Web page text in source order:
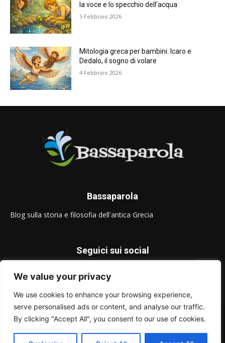
We value your privacy
We use cookies to enhance your browsing experience,
serve personalised ads or content, and analyse our traffic.
By clicking "Accept All", you consent to our use of cookies.
la voce e lo specchio dell’acqua
5 Febbraio 2026
Mitologia greca per bambini: Icaro e
Dedalo, il sogno di volare
4 Febbraio 2026
Bassaparola
Blog sulla storia e filosofia dell'antica Grecia
Seguici sui social
© Bassaparola.it 2015-2025
Privacy Policy